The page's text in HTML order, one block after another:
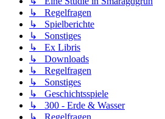
↳ Regelfragen
↳ Spielberichte
↳ Sonstiges
↳ Ex Libris
↳ Downloads
↳ Regelfragen
↳ Sonstiges
↳ Geschichtsspiele
↳ 300 - Erde & Wasser
↳ Regelfragen